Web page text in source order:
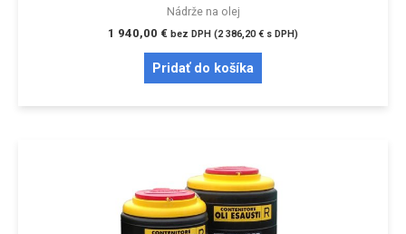
Nádrže na olej
1 940,00 € bez DPH (2 386,20€ s DPH)
Pridať do košíka